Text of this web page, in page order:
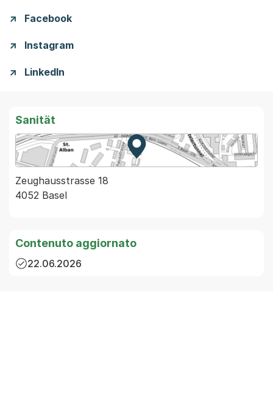
Facebook
Instagram
LinkedIn
Sanität
Zur Karte von MapBS.
Externer Link, wird in einem
Zeughausstrasse 18
4052 Basel
Contenuto aggiornato
22.06.2026